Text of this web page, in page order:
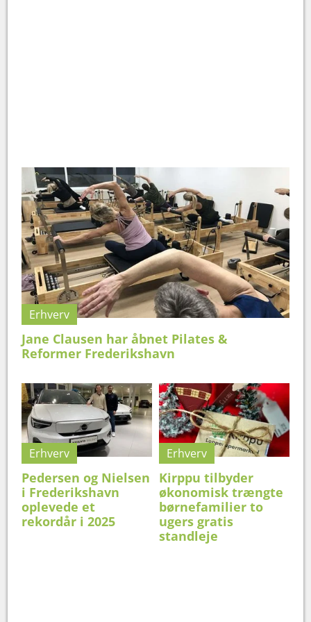
Erhverv
Jane Clausen har åbnet Pilates &
Reformer Frederikshavn
Erhverv
Pedersen og Nielsen
i Frederikshavn
oplevede et
rekordår i 2025
Erhverv
Kirppu tilbyder
økonomisk trængte
børnefamilier to
ugers gratis
standleje